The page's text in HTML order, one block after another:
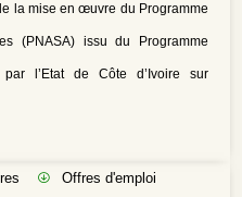
la mise en œuvre du Programme
(PNASA) issu du Programme
par l’Etat de Côte d’Ivoire sur
Offres d'emploi